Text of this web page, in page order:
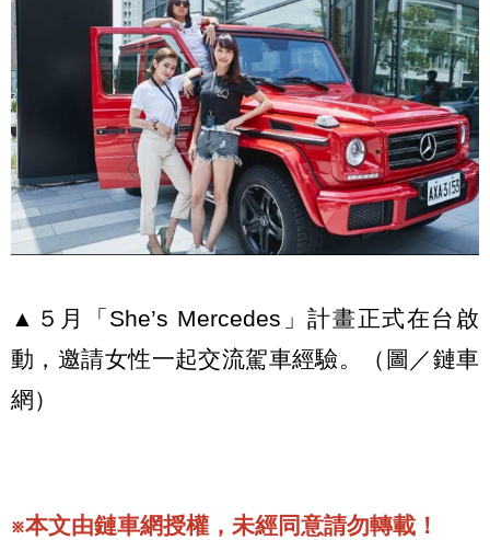
▲５月「She’s Mercedes」計畫正式在台啟
動，邀請女性一起交流駕車經驗。（圖／鏈車
網）
※本文由鏈車網授權，未經同意請勿轉載！